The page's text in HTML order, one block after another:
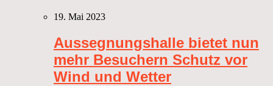
19. Mai 2023
Aussegnungshalle bietet nun
mehr Besuchern Schutz vor
Wind und Wetter